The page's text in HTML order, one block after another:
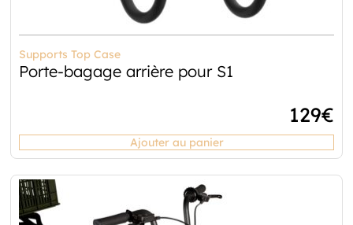
Supports Top Case
Porte-bagage arrière pour S1
129€
Ajouter au panier